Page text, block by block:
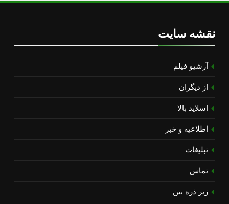
نقشه سایت
آرشیو فیلم
از دیگران
اسلاید بالا
اطلاعیه و خبر
تبلیغات
تماس
زیر ذره بین